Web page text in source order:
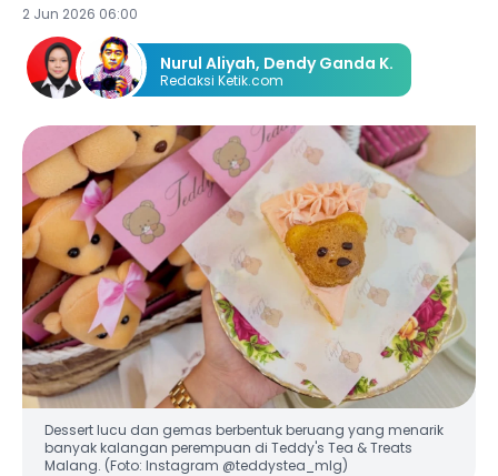
2 Jun 2026 06:00
Nurul Aliyah, Dendy Ganda K.
Redaksi Ketik.com
Dessert lucu dan gemas berbentuk beruang yang menarik
banyak kalangan perempuan di Teddy's Tea & Treats
Malang. (Foto: Instagram @teddystea_mlg)